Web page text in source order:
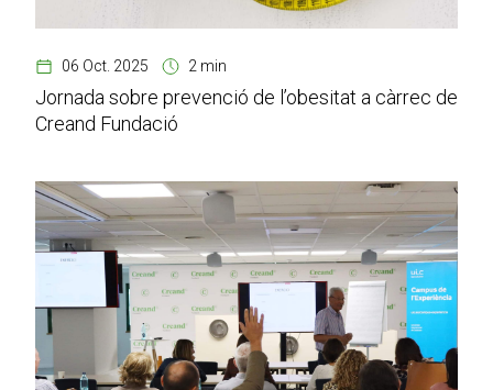
06 Oct. 2025 2 min
Jornada sobre prevenció de l’obesitat a càrrec de
Creand Fundació